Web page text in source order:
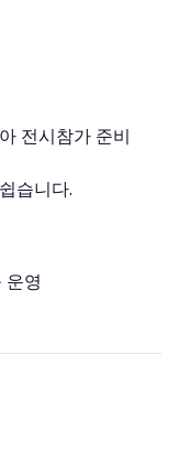
전시참가 준비
습니다.
운영